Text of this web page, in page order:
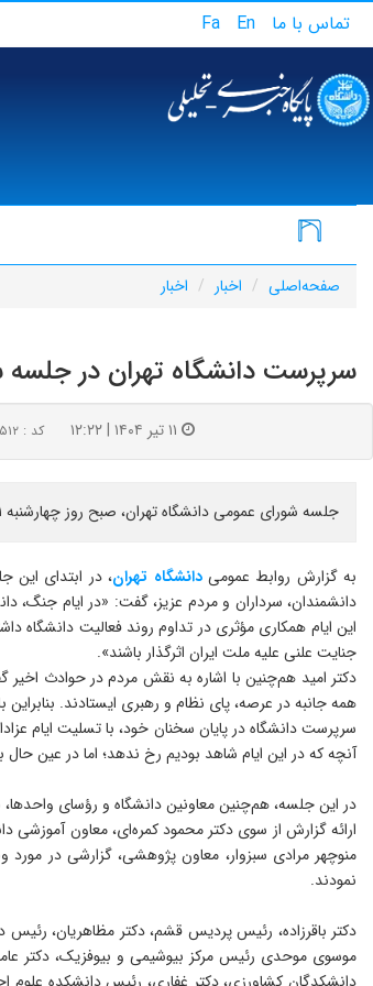
تماس با ما En
Fa
صفحه‌اصلی اخبار اخبار
سرپرست دانشگاه تهران در
کد : ۴۸۵۱۲
جلسه شورای عمومی دانشگاه تهران، صبح روز چهارشنبه ۱۱ تیر ماه با حضور سرپرست، اعضای هیأت رئیسه و رؤسای واحدهای دانشگاه در سالن شهید سلیمانی برگزار شد.
به گزارش روابط عمومیدانشگاه تهران، در ابتدای
دانشمندان، سرداران و مردم عزیز، گفت: «در ایام جنگ،
این ایام همکاری مؤثری در تداوم روند فعالیت دانشگاه
جنایت علنی علیه ملت ایران اثرگذار باشند».
همه جانبه در عرصه‌، پای نظام و رهبری ایستادند.
سرپرست دانشگاه در پایان سخنان خود، با تسلیت ایام
آنچه که در این ایام شاهد بودیم رخ ندهد؛ اما در عین
در این جلسه، هم‌چنین معاونین دانشگاه و رؤسای
ارائه گزارش از سوی دکتر محمود کمره‌ای، معاون آموزشی
منوچهر مرادی سبزوار، معاون پژوهشی، گزارشی در
نمودند.
دکتر باقرزاده، رئیس پردیس قشم، دکتر مظاهریان، رئیس
موسوی موحدی رئیس مرکز بیوشیمی و بیوفزیک، دکتر